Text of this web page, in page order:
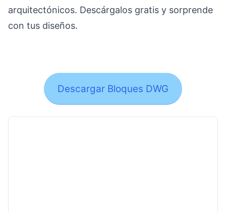
arquitectónicos. Descárgalos gratis y sorprende
con tus diseños.
Descargar Bloques DWG